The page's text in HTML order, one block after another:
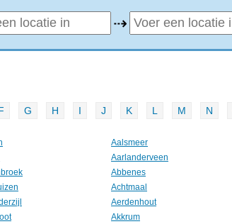
⇢
G H I J K L M N
Aalsmeer
Aarlanderveen
Abbenes
Achtmaal
Aerdenhout
Akkrum